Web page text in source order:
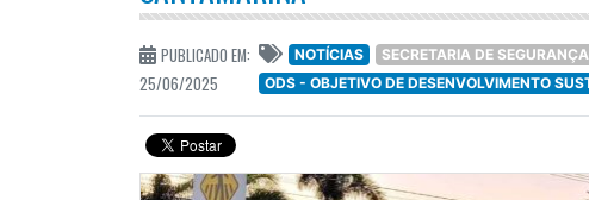
PUBLICADO EM:
25/06/2025
NOTÍCIAS
SECRETARIA DE
ODS - OBJETIVO DE DESENVOLVIMENTO